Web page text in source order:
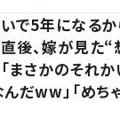
で5年になるか
後、嫁が見た
さかのそれか
だww」「めち